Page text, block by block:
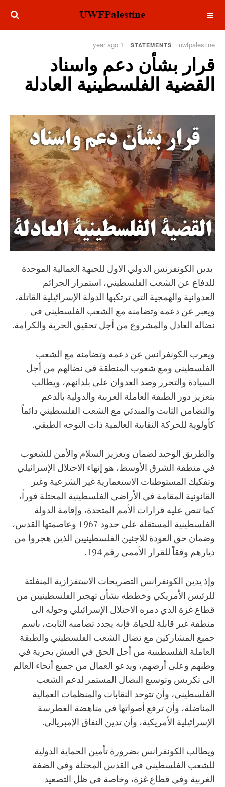
uwfpalestine
STATEMENTS
1 year ago
قرار بشأن دعم واسناد
القضية الفلسطينية العادلة
يدين الكونفرنس الدولي الاول للجبهة العمالية الموحدة
للدفاع عن الشعب الفلسطيني، استمرار الجرائم
العدوانية والهمجية التي ترتكبها الدولة الإسرائيلية القاتلة،
ويعبر عن دعمه وتضامنه مع الشعب الفلسطيني في
نضاله العادل والمشروع من أجل تحقيق الحرية والكرامة.
ويعرب الكونفرانس عن دعمه وتضامنه مع الشعب
الفلسطيني ومع شعوب المنطقة في نضالهم من أجل
السيادة والتحرر وصد العدوان على بلدانهم، ويطالب
بتعزيز دور الطبقة العاملة العربية والدولية بالدعم
والتضامن الثابت والمبدئي مع الشعب الفلسطيني دائماً
كأولوية للحركة النقابية العالمية ذات التوجه الطبقي.
والطريق الوحيد لضمان وتعزيز السلام والأمن للشعوب
في منطقة الشرق الأوسط، هو إنهاء الاحتلال الإسرائيلي
وتفكيك المستوطنات الاستعمارية غير الشرعية وغير
القانونية المقامة في الأراضي الفلسطينية المحتلة فوراً،
كما تنص عليه قرارات الأمم المتحدة، وإقامة الدولة
الفلسطينية المستقلة على حدود 1967 وعاصمتها القدس،
وضمان حق العودة للاجئين الفلسطينيين الذين هجروا من
ديارهم وفقاً للقرار الأممي رقم 194.
وإذ يدين الكونفرانس التصريحات الاستفزازية المنفلتة
للرئيس الأمريكي وخططه بشأن تهجير الفلسطينيين من
قطاع غزة الذي دمره الاحتلال الإسرائيلي وحوله الى
منطقة غير قابلة للحياة. فإنه يجدد تضامنه الثابت، باسم
جميع المشاركين مع نضال الشعب الفلسطيني والطبقة
العاملة الفلسطينية من أجل الحق في العيش بحرية في
وطنهم وعلى أرضهم، ويدعو العمال من جميع أنحاء العالم
الى تكريس وتوسيع النضال المستمر لدعم الشعب
الفلسطيني، وأن تتوحد النقابات والمنظمات العمالية
المناضلة، وأن ترفع أصواتها في مناهضة الغطرسة
الإسرائيلية الأمريكية، وأن تدين النفاق الإمبريالي.
ويطالب الكونفرانس بضرورة تأمين الحماية الدولية
للشعب الفلسطيني في القدس المحتلة وفي الضفة
الغربية وفي قطاع غزة، وخاصة في ظل التصعيد